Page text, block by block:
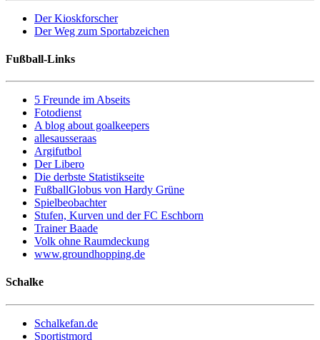
Der Kioskforscher
Der Weg zum Sportabzeichen
Fußball-Links
5 Freunde im Abseits
Fotodienst
A blog about goalkeepers
allesausseraas
Argifutbol
Der Libero
Die derbste Statistikseite
FußballGlobus von Hardy Grüne
Spielbeobachter
Stufen, Kurven und der FC Eschborn
Trainer Baade
Volk ohne Raumdeckung
www.groundhopping.de
Schalke
Schalkefan.de
Sportistmord